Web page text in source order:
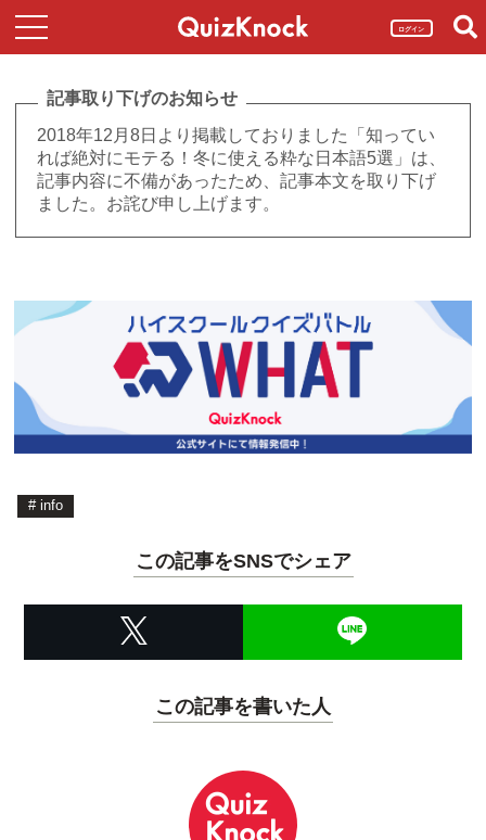
ログイン
記事取り下げのお知らせ
2018年12月8日より掲載しておりました「知ってい
れば絶対にモテる！冬に使える粋な日本語5選」は、
記事内容に不備があったため、記事本文を取り下げ
ました。お詫び申し上げます。
# info
この記事をSNSでシェア
この記事を書いた人